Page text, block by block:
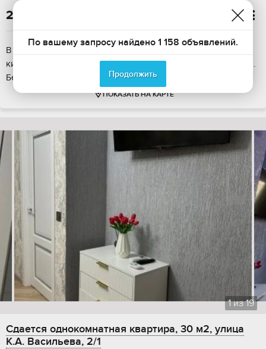
2 770
В суточную аренду предлагается квартира на 1 этаже в
кирпичном доме. Квартира сдается с необходимой мебелью.
Без залога.
ПОКАЗАТЬ НА КАРТЕ
1из19
Сдается однокомнатная квартира, 30 м2, улица
К.А. Васильева, 2/1
По вашему запросу найдено 1 158 объявлений.
Продолжить